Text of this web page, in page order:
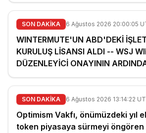
SON DAKİKA 6 Ağustos 2026 20:00:05
WINTERMUTE'UN ABD'DEKİ
KURULUŞ LİSANSI ALDI -- WSJ
DÜZENLEYİCİ ONAYININ
SON DAKİKA 6 Ağustos 2026 13:14:22
Optimism Vakfı, önümüzdeki yıl
token piyasaya sürmeyi öngören